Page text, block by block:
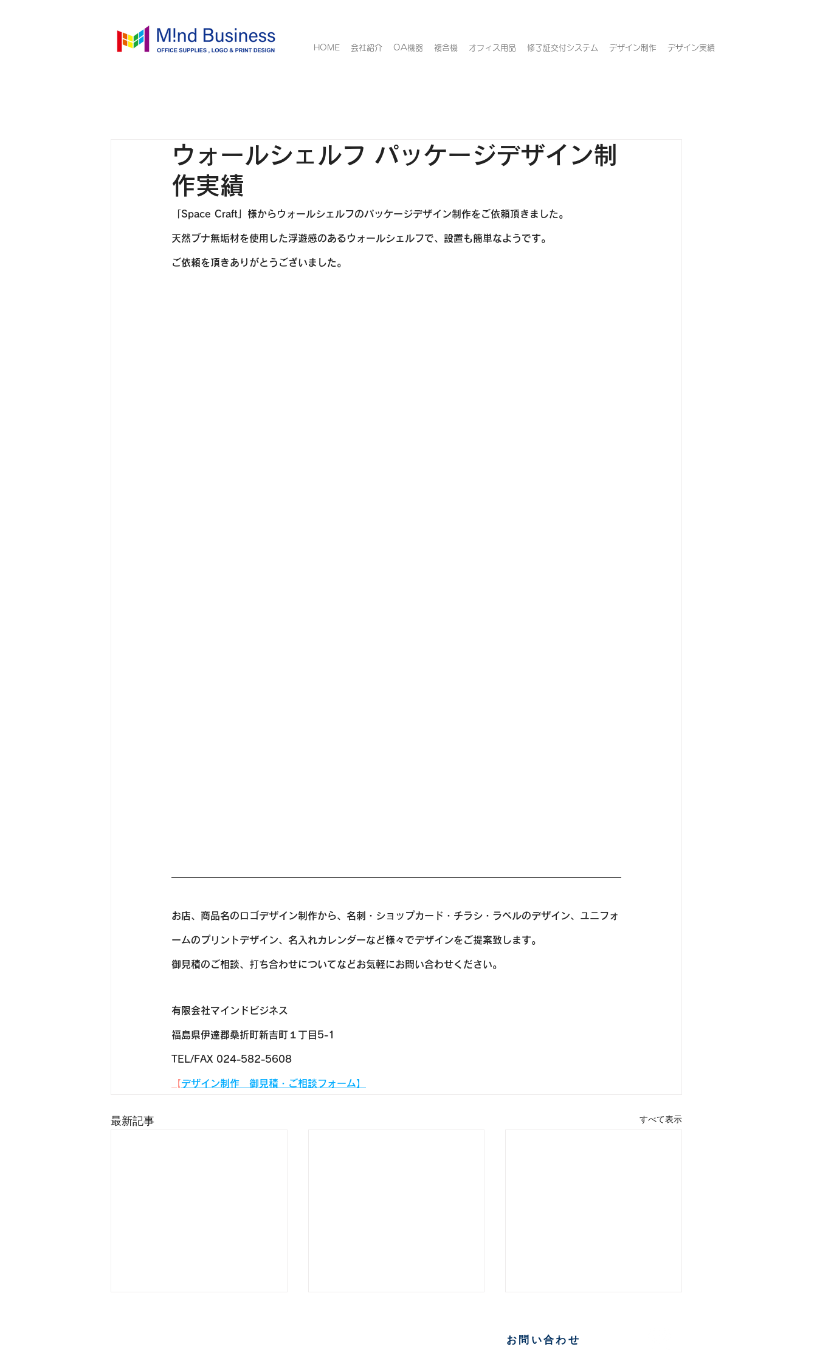
HOME 会社紹介 OA機器 複合機 オフィス用品 修了証交付システム デザイン制作 デザイン実績
ウォールシェルフ パッケージデザイン制
作実績
「Space Craft」様からウォールシェルフのパッケージデザイン制作をご依頼頂きました。
天然ブナ無垢材を使用した浮遊感のあるウォールシェルフで、設置も簡単なようです。
ご依頼を頂きありがとうございました。
お店、商品名のロゴデザイン制作から、名刺・ショップカード・チラシ・ラベルのデザイン、ユニフォ
ームのプリントデザイン、名入れカレンダーなど様々でデザインをご提案致します。
​​御見積のご相談、打ち合わせについてなどお気軽にお問い合わせください。
有限会社マインドビジネス
福島県伊達郡桑折町新吉町１丁目5-1
TEL/FAX 024-582-5608
​【デザイン制作　御見積・ご相談フォーム】
最新記事 すべて表示
お問い合わせ